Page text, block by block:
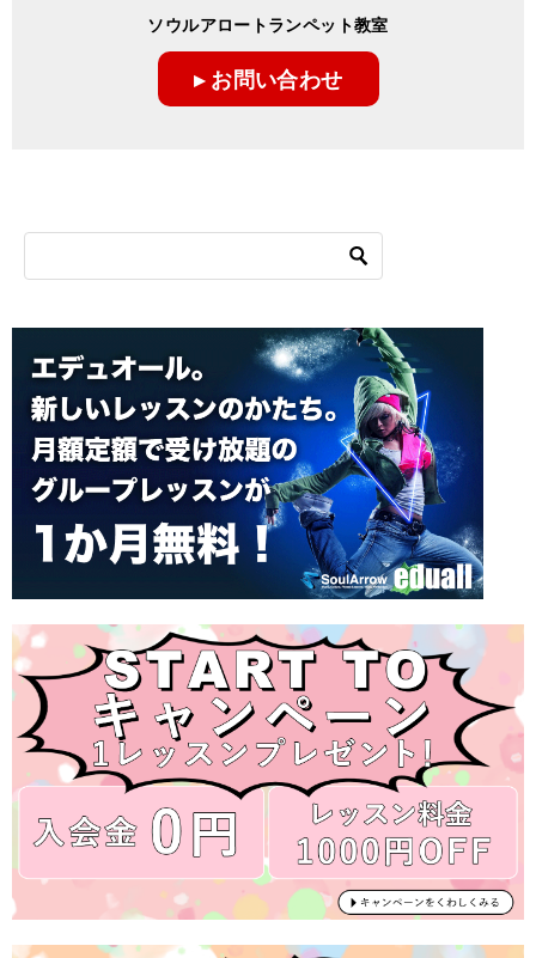
ソウルアロートランペット教室
▸ お問い合わせ